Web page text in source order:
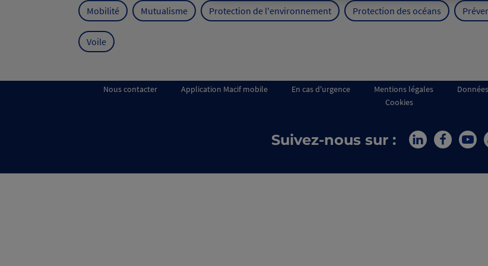
Mobilité Mutualisme Protection de l'environnement Protection des océans
Voile
Nous contacter Application Macif mobile En cas d'urgence Mentions légales
Cookies
Suivez-nous sur :